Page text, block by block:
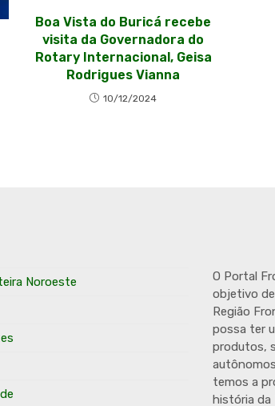
Boa Vista do Buricá recebe
visita da Governadora do
Rotary Internacional, Geisa
Rodrigues Vianna
10/12/2024
Noroeste
O Portal
objetivo
Região
possa ter
produtos,
temos a
história da